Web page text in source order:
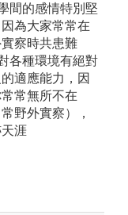
間的感情特別堅
為大家常常在
察時共患難
各種環境有絕對
適應能力，因
常無所不在
常野外實察），
涯